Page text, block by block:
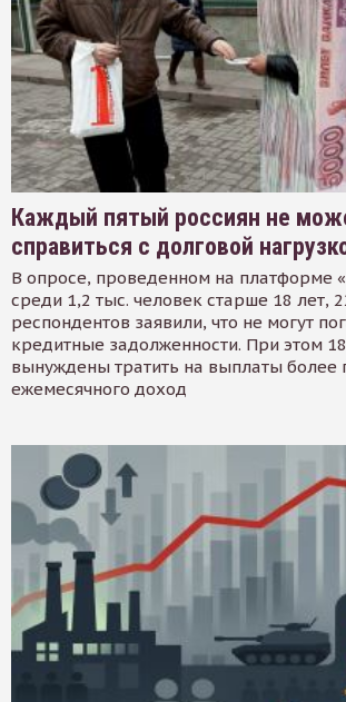
Каждый пятый россиян не
справиться с долговой
В опросе, проведенном на платформе
среди 1,2 тыс. человек старше 18 лет,
респондентов заявили, что не могут
кредитные задолженности. При этом
вынуждены тратить на выплаты более
ежемесячного доход